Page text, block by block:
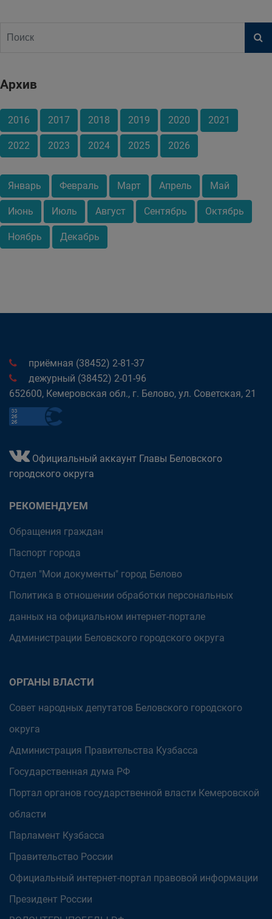
Архив
2016 2017 2018 2019 2020 2021
2022 2023 2024 2025 2026
Январь Февраль Март Апрель Май
Июнь Июль Август Сентябрь Октябрь
Ноябрь Декабрь
приёмная (38452) 2-81-37
дежурный (38452) 2-01-96
652600, Кемеровская обл., г. Белово, ул. Советская, 21
Официальный аккаунт Главы Беловского
городского округа
РЕКОМЕНДУЕМ
Обращения граждан
Паспорт города
Отдел "Мои документы" город Белово
Политика в отношении обработки персональных
данных на официальном интернет-портале
Администрации Беловского городского округа
ОРГАНЫ ВЛАСТИ
Совет народных депутатов Беловского городского
округа
Администрация Правительства Кузбасса
Государственная дума РФ
Портал органов государственной власти Кемеровской
области
Парламент Кузбасса
Правительство России
Официальный интернет-портал правовой информации
Президент России